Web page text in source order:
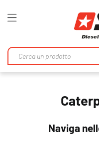
Toggle
Naviga